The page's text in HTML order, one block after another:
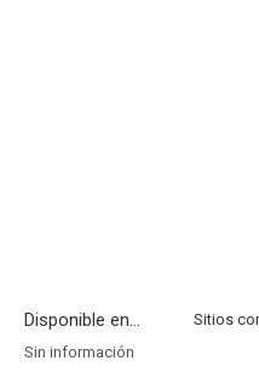
Disponible en...
Sin información